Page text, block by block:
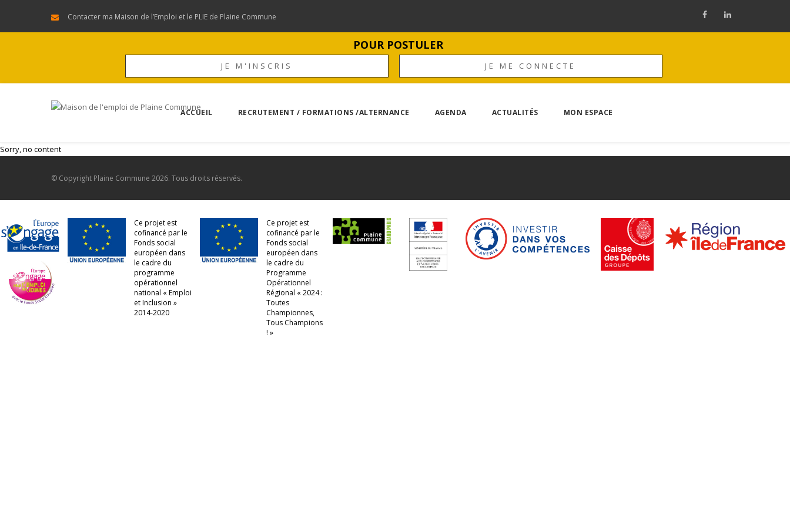
Contacter ma Maison de l’Emploi et le PLIE de Plaine Commune
POUR POSTULER
JE M'INSCRIS JE ME CONNECTE
ACCUEIL RECRUTEMENT / FORMATIONS /ALTERNANCE AGENDA ACTUALITÉS MON ESPACE
Sorry, no content
© Copyright Plaine Commune 2026. Tous droits réservés.
Ce projet est
cofinancé par le
Fonds social
européen dans
le cadre du
programme
opérationnel
national « Emploi
et Inclusion »
2014-2020
Ce projet est
cofinancé par le
Fonds social
européen dans
le cadre du
Programme
Opérationnel
Régional « 2024 :
Toutes
Championnes,
Tous Champions
! »